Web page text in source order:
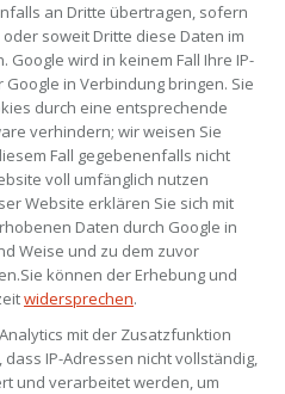
an Dritte übertragen, sofern
soweit Dritte diese Daten im
wird in keinem Fall Ihre IP-
in Verbindung bringen. Sie
durch eine entsprechende
verhindern; wir weisen Sie
Fall gegebenenfalls nicht
voll umfänglich nutzen
Website erklären Sie sich mit
Daten durch Google in
Weise und zu dem zuvor
können der Erhebung und
widersprechen.
mit der Zusatzfunktion
dass IP-Adressen nicht vollständig,
und verarbeitet werden, um